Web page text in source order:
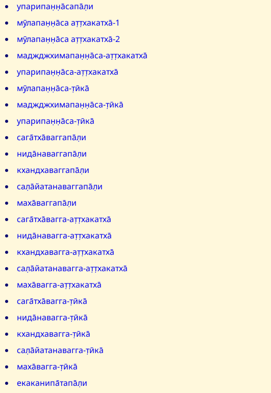
упарипан̣н̣а̄сапа̄л̣и
мӯлапан̣н̣а̄са ат̣т̣хакатха̄-1
мӯлапан̣н̣а̄са ат̣т̣хакатха̄-2
маджджхимапан̣н̣а̄са-ат̣т̣хакатха̄
упарипан̣н̣а̄са-ат̣т̣хакатха̄
мӯлапан̣н̣а̄са-т̣ӣка̄
маджджхимапан̣н̣а̄са-т̣ӣка̄
упарипан̣н̣а̄са-т̣ӣка̄
сага̄тха̄ваггапа̄л̣и
нида̄наваггапа̄л̣и
кхандхаваггапа̄л̣и
сал̣а̄йатанаваггапа̄л̣и
маха̄ваггапа̄л̣и
сага̄тха̄вагга-ат̣т̣хакатха̄
нида̄навагга-ат̣т̣хакатха̄
кхандхавагга-ат̣т̣хакатха̄
сал̣а̄йатанавагга-ат̣т̣хакатха̄
маха̄вагга-ат̣т̣хакатха̄
сага̄тха̄вагга-т̣ӣка̄
нида̄навагга-т̣ӣка̄
кхандхавагга-т̣ӣка̄
сал̣а̄йатанавагга-т̣ӣка̄
маха̄вагга-т̣ӣка̄
екаканипа̄тапа̄л̣и